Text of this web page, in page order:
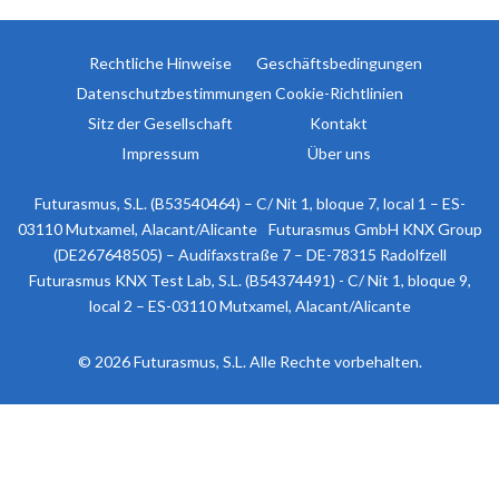
Rechtliche Hinweise
Geschäftsbedingungen
Datenschutzbestimmungen Cookie-Richtlinien
Sitz der Gesellschaft
Kontakt
Impressum
Über uns
Futurasmus, S.L. (B53540464) – C/ Nit 1, bloque 7, local 1 – ES-
03110 Mutxamel, Alacant/Alicante
Futurasmus GmbH KNX Group
(DE267648505) – Audifaxstraße 7 – DE-78315 Radolfzell
Futurasmus KNX Test Lab, S.L. (B54374491) - C/ Nit 1, bloque 9,
local 2 – ES-03110 Mutxamel, Alacant/Alicante
© 2026 Futurasmus, S.L. Alle Rechte vorbehalten.